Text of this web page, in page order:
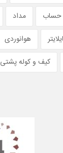
حساب مداد
هوانوردی
کیف و کوله پشتی